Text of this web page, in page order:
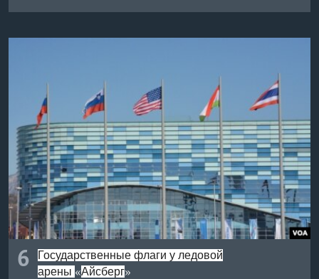
6
Государственные флаги у ледовой
арены «Айсберг»